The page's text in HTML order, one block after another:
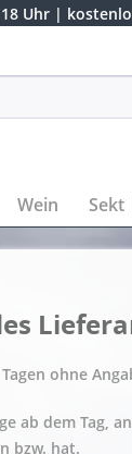
Uhr |
Wein Sekt
ohne
ab dem Tag,
bzw. hat.